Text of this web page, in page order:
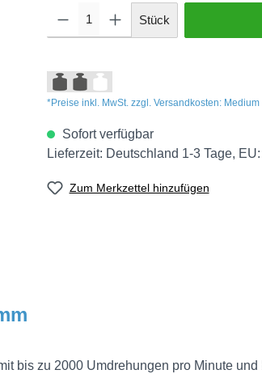
Stück
*Preise inkl. MwSt. zzgl. Versandkosten: Medium
Sofort verfügbar
Lieferzeit: Deutschland 1-3 Tage,
Zum Merkzettel hinzufügen
bis zu 2000 Umdrehungen pro Minute